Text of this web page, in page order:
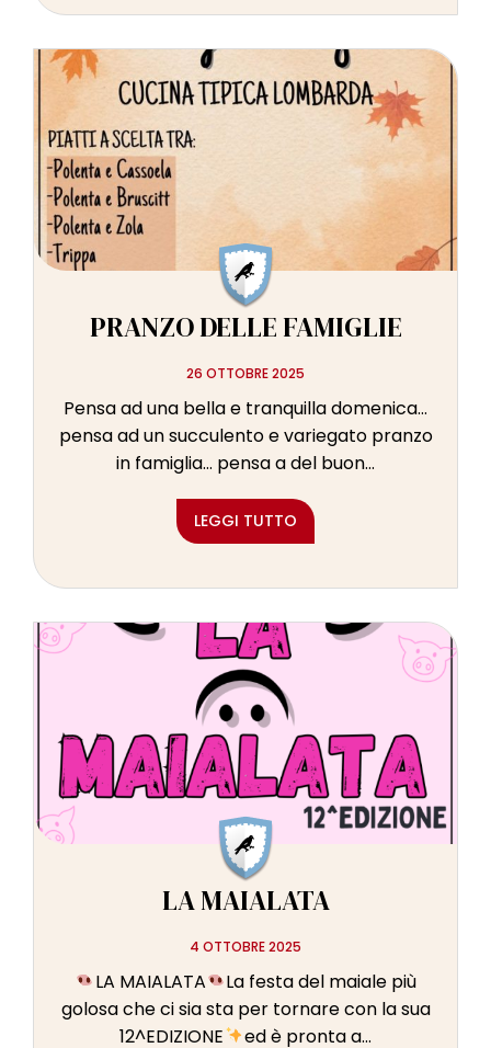
PRANZO DELLE FAMIGLIE
26 OTTOBRE 2025
Pensa ad una bella e tranquilla domenica…
pensa ad un succulento e variegato pranzo
in famiglia… pensa a del buon...
LEGGI TUTTO
LA MAIALATA
4 OTTOBRE 2025
LA MAIALATA
La festa del maiale più
golosa che ci sia sta per tornare con la sua
12^EDIZIONE
ed è pronta a...